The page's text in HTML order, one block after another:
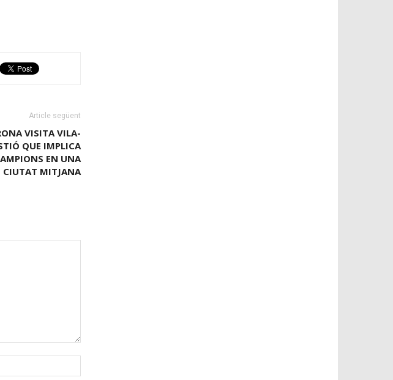
Article següent
VISITA VILA-
QUE IMPLICA
EN UNA
CIUTAT MITJANA